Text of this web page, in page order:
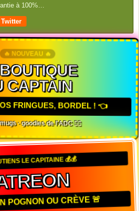
à 100%…
Twitter
🔥 NOUVEAU 🔥
CAPTAIN
FRINGUES, BORDEL ! 👈
· goodies de l'ADC 🏴‍☠️
LE CAPITAINE 💰💰
POGNON OU CRÈVE 🚨